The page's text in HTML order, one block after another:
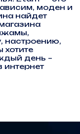
моден и
найдет
настроению,
хотите
день –
интернет